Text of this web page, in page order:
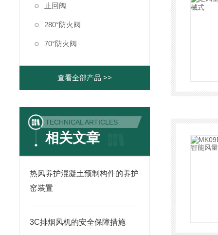
止回阀
280°防火阀
70°防火阀
查看全部产品 >>
TECHNICAL ARTICLES
相关文章
热风养护混凝土预制构件的养护
窑装置
3C排烟风机的安全保障措施